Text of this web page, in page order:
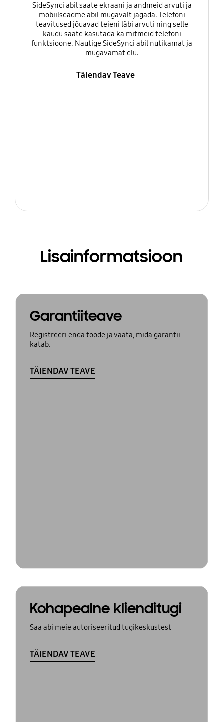
SideSynci abil saate ekraani ja andmeid arvuti ja
mobiilseadme abil mugavalt jagada. Telefoni
teavitused jõuavad teieni läbi arvuti ning selle
kaudu saate kasutada ka mitmeid telefoni
funktsioone. Nautige SideSynci abil nutikamat ja
mugavamat elu.
Täiendav Teave
Lisainformatsioon
Garantiiteave
Registreeri enda toode ja vaata, mida garantii
katab.
TÄIENDAV TEAVE
Kohapealne klienditugi
Saa abi meie autoriseeritud tugikeskustest
TÄIENDAV TEAVE